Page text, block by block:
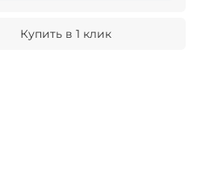
Купить в 1 клик